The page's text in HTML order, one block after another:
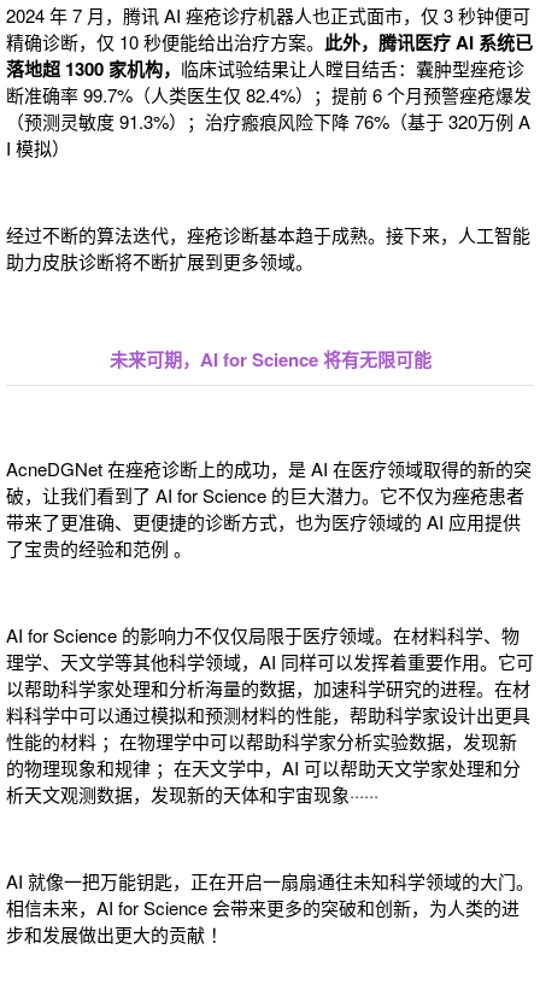
2024 年 7 月，腾讯 AI 痤疮诊疗机器人也正式面市，仅 3 秒钟便可
精确诊断，仅 10 秒便能给出治疗方案。 此外，腾讯医疗 AI 系统已
落地超 1300 家机构， 临床试验结果让人瞠目结舌：囊肿型痤疮诊
断准确率 99.7%（人类医生仅 82.4%）；提前 6 个月预警痤疮爆发
（预测灵敏度 91.3%）；治疗瘢痕风险下降 76%（基于 320万例 A
I 模拟）
经过不断的算法迭代，痤疮诊断基本趋于成熟。接下来，人工智能
助力皮肤诊断将不断扩展到更多领域。
未来可期，AI for Science 将有无限可能
AcneDGNet 在痤疮诊断上的成功，是 AI 在医疗领域取得的新的突
破，让我们看到了 AI for Science 的巨大潜力。它不仅为痤疮患者
带来了更准确、更便捷的诊断方式，也为医疗领域的 AI 应用提供
了宝贵的经验和范例 。
AI for Science 的影响力不仅仅局限于医疗领域。在材料科学、物
理学、天文学等其他科学领域，AI 同样可以发挥着重要作用。它可
以帮助科学家处理和分析海量的数据，加速科学研究的进程。在材
料科学中可以通过模拟和预测材料的性能，帮助科学家设计出更具
性能的材料 ；在物理学中可以帮助科学家分析实验数据，发现新
的物理现象和规律 ；在天文学中，AI 可以帮助天文学家处理和分
析天文观测数据，发现新的天体和宇宙现象······
AI 就像一把万能钥匙，正在开启一扇扇通往未知科学领域的大门。
相信未来，AI for Science 会带来更多的突破和创新，为人类的进
步和发展做出更大的贡献 ！